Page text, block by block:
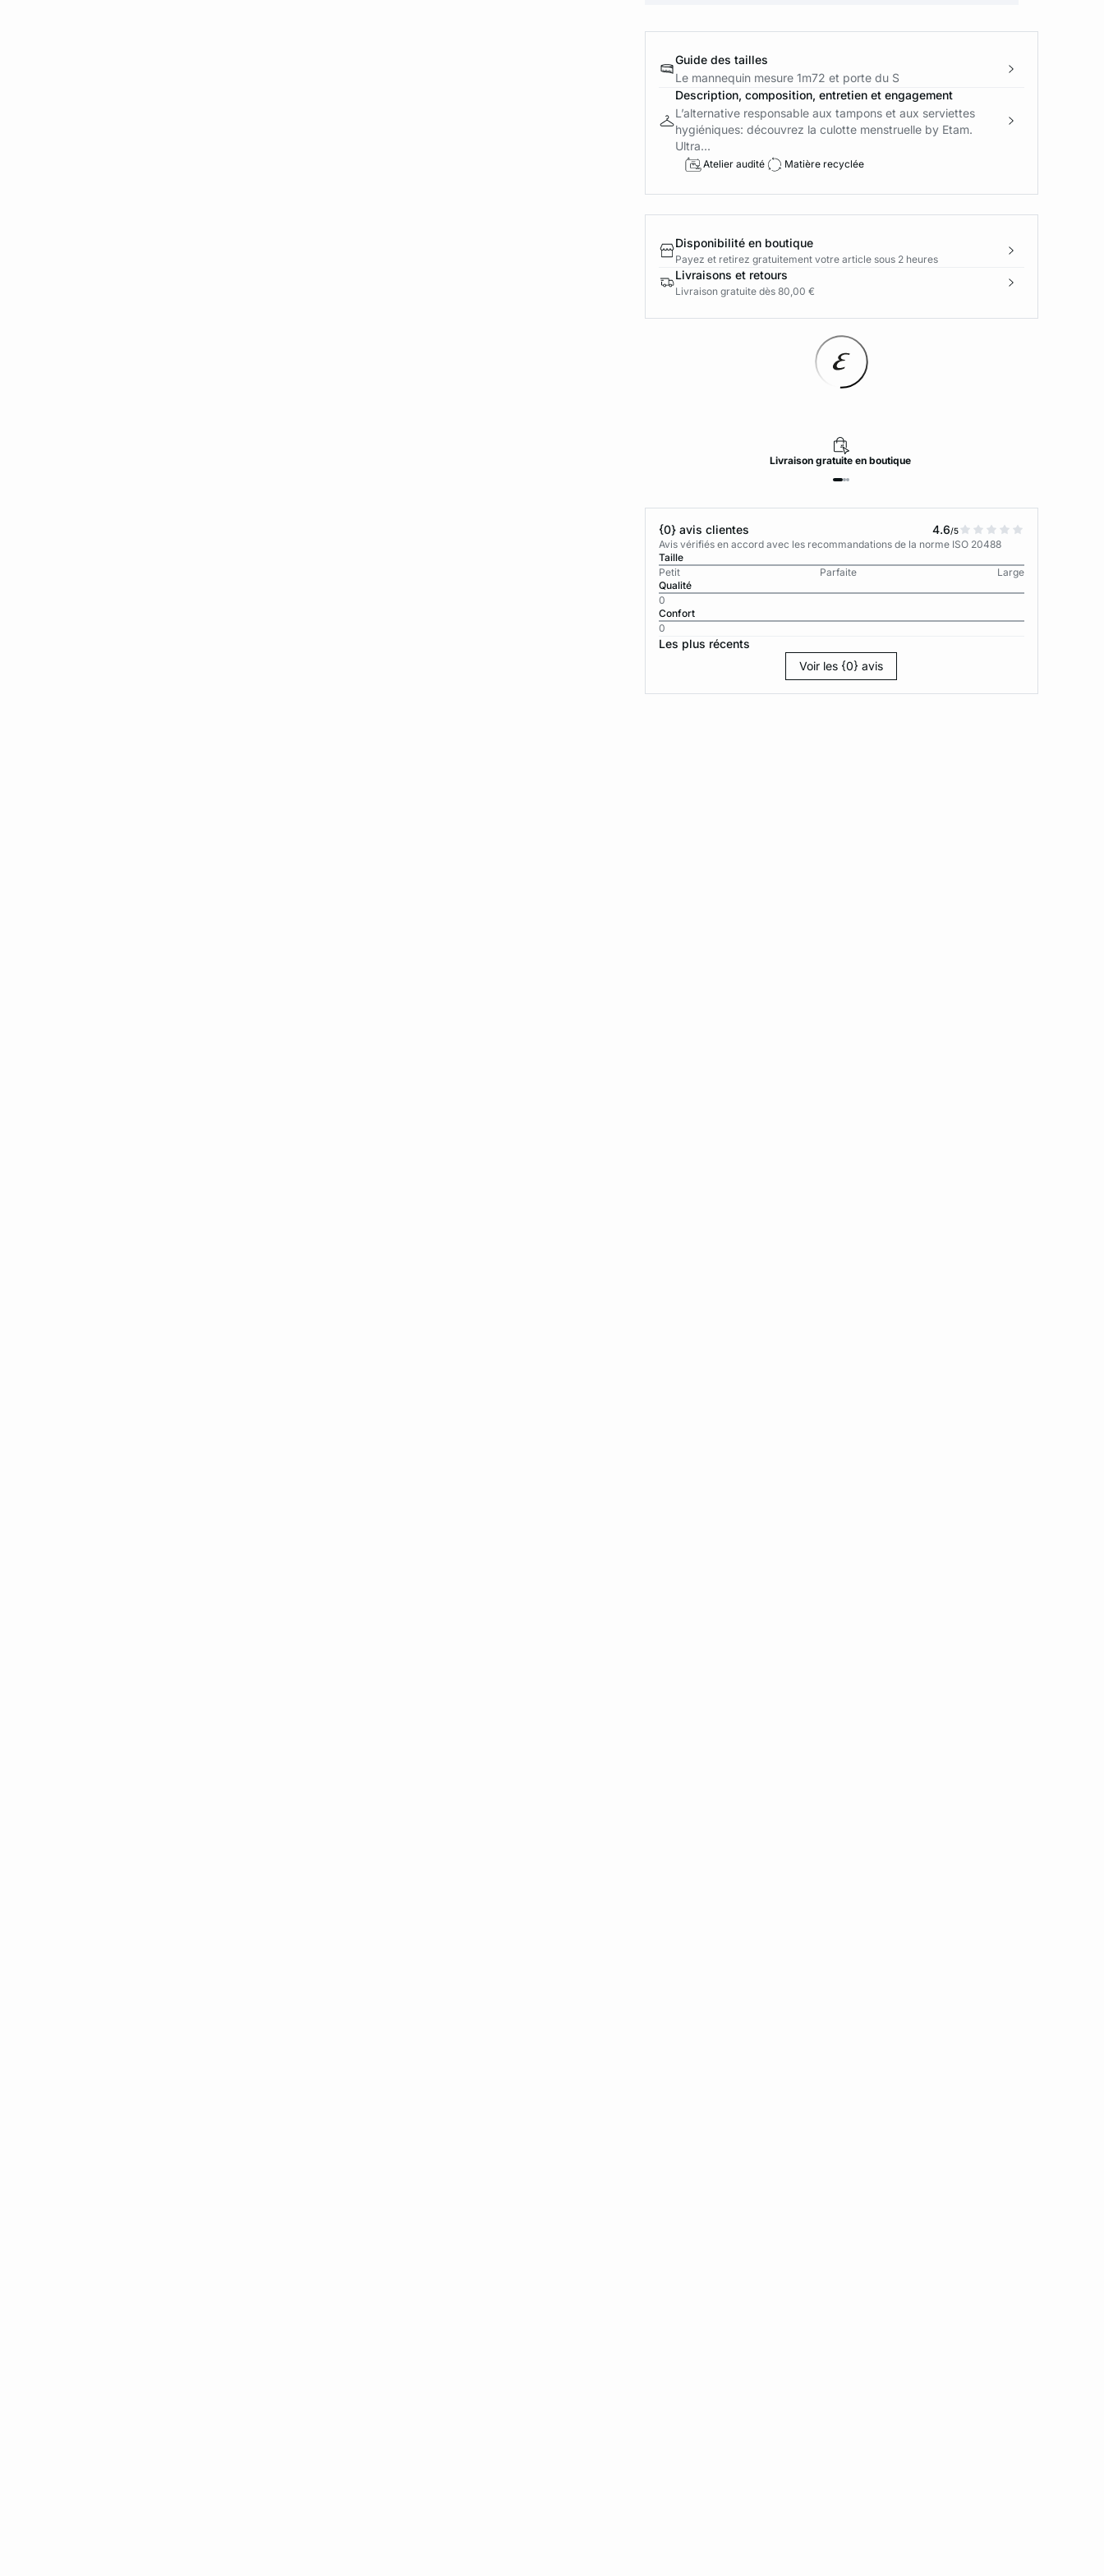
Guide des tailles
Le mannequin mesure 1m72 et porte du S
Description, composition, entretien et engagement
L’alternative responsable aux tampons et aux serviettes
hygiéniques: découvrez la culotte menstruelle by Etam.
Ultra...
Atelier audité Matière recyclée
Disponibilité en boutique
Payez et retirez gratuitement votre article sous 2 heures
Livraisons et retours
Livraison gratuite dès 80,00 €
Livraison gratuite en boutique
{0} avis clientes 4.6/5
Avis vérifiés en accord avec les recommandations de la norme ISO 20488
Taille
Petit
Parfaite
Large
Qualité
0
Confort
0
Les plus récents
Voir les {0} avis